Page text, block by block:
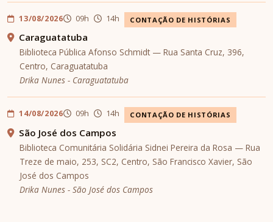
13/08/2026 09h 14h CONTAÇÃO DE HISTÓRIAS
Caraguatatuba
Biblioteca Pública Afonso Schmidt — Rua Santa Cruz, 396,
Centro, Caraguatatuba
Drika Nunes - Caraguatatuba
14/08/2026 09h 14h CONTAÇÃO DE HISTÓRIAS
São José dos Campos
Biblioteca Comunitária Solidária Sidnei Pereira da Rosa — Rua
Treze de maio, 253, SC2, Centro, São Francisco Xavier, São
José dos Campos
Drika Nunes - São José dos Campos